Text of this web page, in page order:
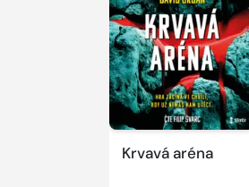
Krvavá aréna
Přehrát
ukázku